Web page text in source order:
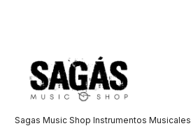
Sagas Music Shop Instrumentos Musicales